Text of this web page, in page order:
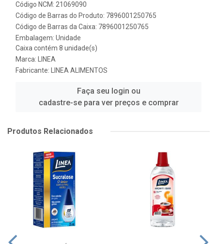
Código NCM: 21069090
Código de Barras do Produto: 7896001250765
Código de Barras da Caixa: 7896001250765
Embalagem: Unidade
Caixa contém 8 unidade(s)
Marca:
LINEA
Fabricante:
LINEA ALIMENTOS
Faça seu login ou
cadastre-se para ver preços e comprar
Produtos Relacionados